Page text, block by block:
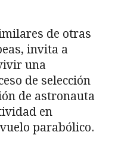
de otras
invita a
una
de selección
de astronauta
en
parabólico.